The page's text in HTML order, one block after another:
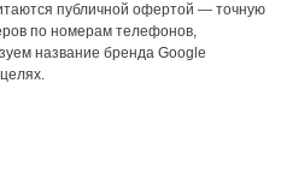
публичной офертой — точную
по номерам телефонов,
название бренда Google